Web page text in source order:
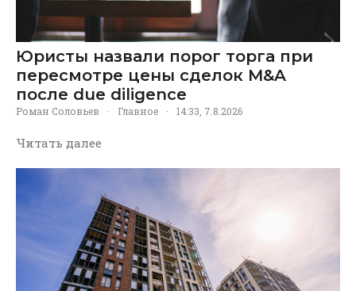
Юристы назвали порог торга при
пересмотре цены сделок M&A
после due diligence
Роман Соловьев · Главное · 14:33, 7.8.2026
Читать далее